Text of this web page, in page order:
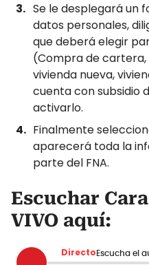
Se le desplegará un
datos personales,
que deberá elegir
(Compra de
vivienda nueva,
cuenta con subsidio
activarlo.
Finalmente
aparecerá toda la
parte del FNA.
Escuchar
VIVO aquí:
Directo Escucha el